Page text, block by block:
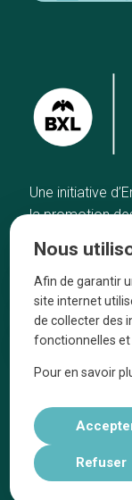
Une initiative
la promotion
Accueil
Bonnes
Quartiers
Blog
Tops 10
Nous
Afin de garantir
site internet
de collecter des
fonctionnelles
Pour en savoir
Refuser